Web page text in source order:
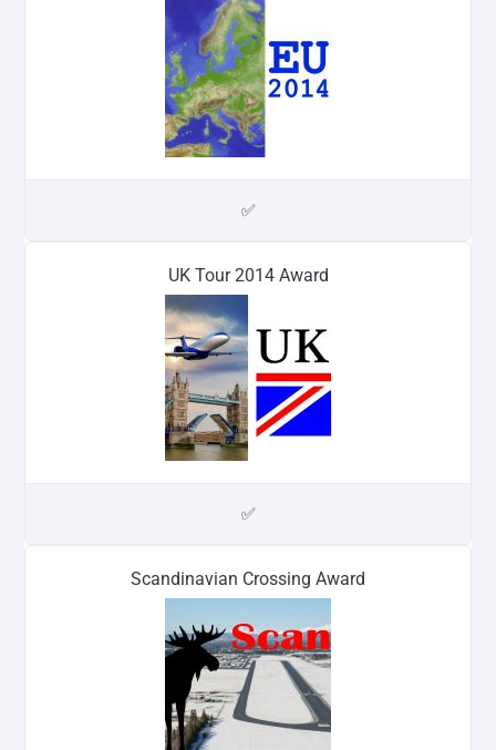
✅
UK Tour 2014 Award
✅
Scandinavian Crossing Award